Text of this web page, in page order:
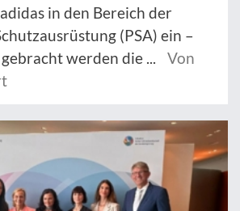
in den Bereich der
(PSA) ein –
werden die ...
Von